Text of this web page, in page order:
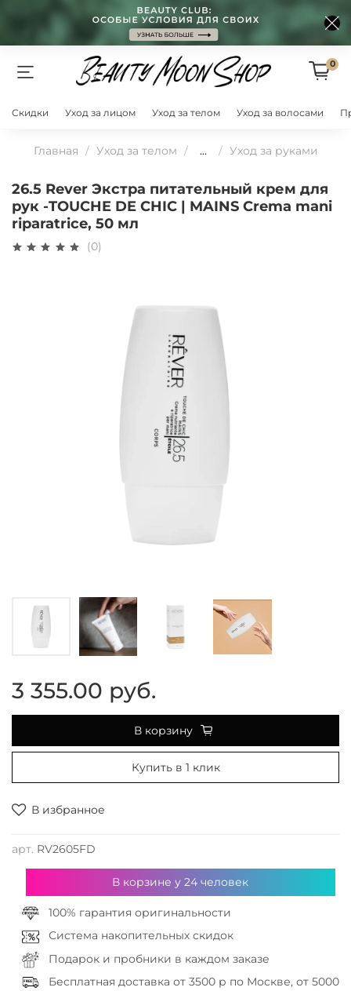
0
Скидки Уход за лицом Уход за телом Уход за волосами
Главная Уход за телом ... Уход за руками
26.5 Rever Экстра питательный крем для
рук -TOUCHE DE CHIC | MAINS Crema mani
riparatrice, 50 мл
(0)
В избранное
арт. RV2605FD
3 355.00 руб.
В корзину
Купить в 1 клик
В корзине у24 человек
100% гарантия оригинальности
Система накопительных скидок
Подарок и пробники в каждом заказе
Бесплатная доставка от 3500 р по Москве, от 5000